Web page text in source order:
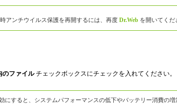
アンチウイルス保護を再開するには、再度 Dr.Web を開いてくだ
のファイルチェックボックスにチェックを入れてください。
すると、システムパフォーマンスの低下やバッテリー消費の増